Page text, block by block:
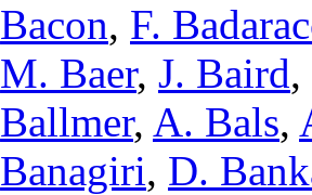
Bacon, F.
M. Baer, J. Baird,
Ballmer, A. Bals,
Banagiri, D.